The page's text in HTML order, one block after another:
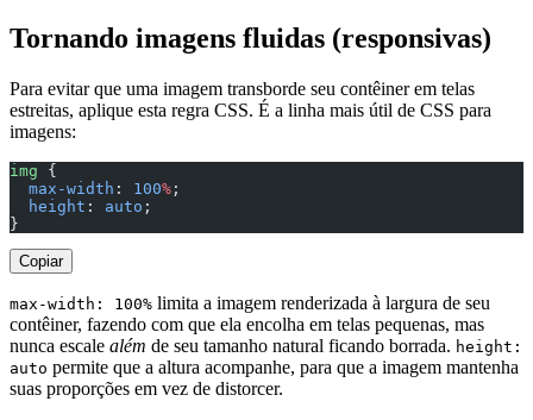
Tornando imagens fluidas (responsivas)
Para evitar que uma imagem transborde seu contêiner em telas
estreitas, aplique esta regra CSS. É a linha mais útil de CSS para
imagens:
img {
  max-width
: 100% ;
  height
: auto ;
}
Copiar
max-width: 100% limita a imagem renderizada à largura de seu
contêiner, fazendo com que ela encolha em telas pequenas, mas
nunca escale além de seu tamanho natural ficando borrada. height:
auto permite que a altura acompanhe, para que a imagem mantenha
suas proporções em vez de distorcer.